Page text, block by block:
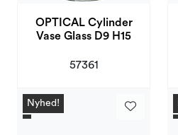
OPTICAL Cylinder
Vase Glass D9 H15
57361
Nyhed!